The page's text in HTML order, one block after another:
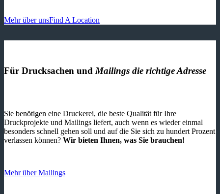
Mehr über unsFind A Location
Für Drucksachen und Mailings die richtige Adresse
Sie benötigen eine Druckerei, die beste ­Qualität für Ihre
Druckprojekte und Mailings liefert, auch wenn es wieder einmal
besonders schnell gehen soll und auf die Sie sich zu hundert Prozent
verlassen können? Wir bieten Ihnen, was Sie brauchen!
Mehr über Mailings